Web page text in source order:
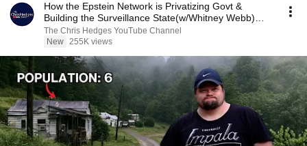
How the Epstein Network is Privatizing Govt &
Building the Surveillance State(w/Whitney Webb)
|TCHR
The Chris Hedges YouTube Channel
New 255K views